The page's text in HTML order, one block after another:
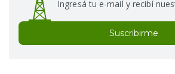
Ingresá tu e-mail y recibí
Suscribirme